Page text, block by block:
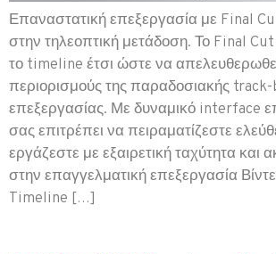
Επαναστατική επεξεργασία με Final
στην τηλεοπτική μετάδοση. Το Final
το timeline έτσι ώστε να
περιορισμούς της παραδοσιακής track-
επεξεργασίας. Με δυναμικό interface
σας επιτρέπει να πειραματίζεστε
εργάζεστε με εξαιρετική ταχύτητα και
στην επαγγελματική επεξεργασία
Timeline […]